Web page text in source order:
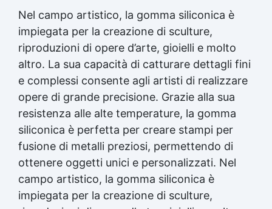
trasparente Siliconi liquidi Silicone quanto
tempo per asciugare Silicone tempo
asciugatura Formine silicone In quanto tempo si
asciuga il silicone Olio di silicone spray a cosa
serve Silicone liquido trasparente Olio
siliconico Silicone olio See all articles →
Gomma silicone per stampi 25 articles ▸
Gomma da stampi Gomma al silicone per stampi
Gomma siliconica per stampi Gomma siliconica
liquida per stampi Gomma siliconica fai da te
Gomma siliconica da colata Gomma liquida per
stampi Gomma siliconica per stampi durevoli
Gomma siliconica per colata Gomma siliconica
per calchi Gomma siliconica colata Gomma
siliconica per stampi 5 kg Gomma al silicone
Nel campo artistico, la gomma siliconica è
impiegata per la creazione di sculture,
riproduzioni di opere d’arte, gioielli e molto
altro. La sua capacità di catturare dettagli fini
e complessi consente agli artisti di realizzare
opere di grande precisione. Grazie alla sua
resistenza alle alte temperature, la gomma
siliconica è perfetta per creare stampi per
fusione di metalli preziosi, permettendo di
ottenere oggetti unici e personalizzati. Nel
campo artistico, la gomma siliconica è
impiegata per la creazione di sculture,